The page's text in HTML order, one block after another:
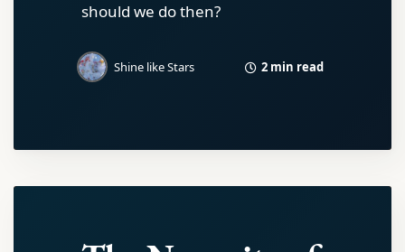
should we do then?
Shine like Stars 2 min read